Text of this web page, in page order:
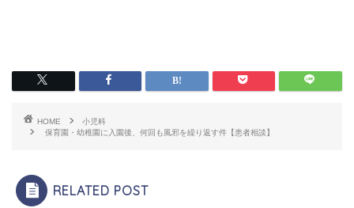
HOME
小児科
保育園・幼稚園に入園後、何回も風邪を繰り返す件【患者相談】
RELATED POST